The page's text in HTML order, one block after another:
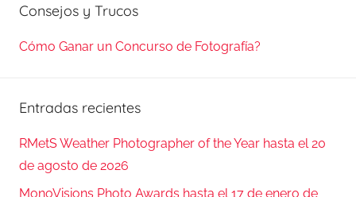
Consejos y Trucos
Cómo Ganar un Concurso de Fotografía?
Entradas recientes
RMetS Weather Photographer of the Year hasta el 20
de agosto de 2026
MonoVisions Photo Awards hasta el 17 de enero de